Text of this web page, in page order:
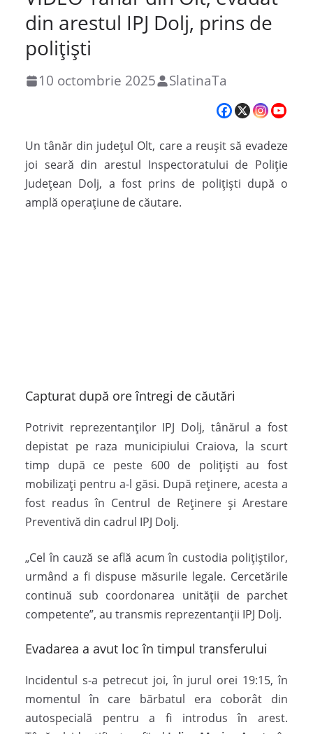
din arestul IPJ Dolj, prins de
polițiști
10 octombrie 2025 SlatinaTa
Un tânăr din județul Olt, care a reușit să evadeze
joi seară din arestul Inspectoratului de Poliție
Județean Dolj, a fost prins de polițiști după o
amplă operațiune de căutare.
Capturat după ore întregi de căutări
Potrivit reprezentanților IPJ Dolj, tânărul a fost
depistat pe raza municipiului Craiova, la scurt
timp după ce peste 600 de polițiști au fost
mobilizați pentru a-l găsi. După reținere, acesta a
fost readus în Centrul de Reținere și Arestare
Preventivă din cadrul IPJ Dolj.
„Cel în cauză se află acum în custodia poliţiştilor,
urmând a fi dispuse măsurile legale. Cercetările
continuă sub coordonarea unității de parchet
competente”, au transmis reprezentanții IPJ Dolj.
Evadarea a avut loc în timpul transferului
Incidentul s-a petrecut joi, în jurul orei 19:15, în
momentul în care bărbatul era coborât din
autospecială pentru a fi introdus în arest.